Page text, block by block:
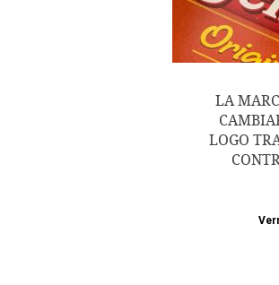
LA
LOGO